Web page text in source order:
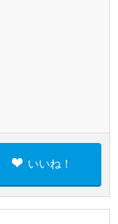
いいね！